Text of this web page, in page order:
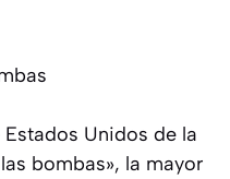
Unidos de la
bombas», la mayor